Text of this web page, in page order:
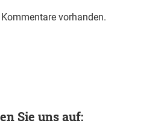
vorhanden.
Sie uns auf: